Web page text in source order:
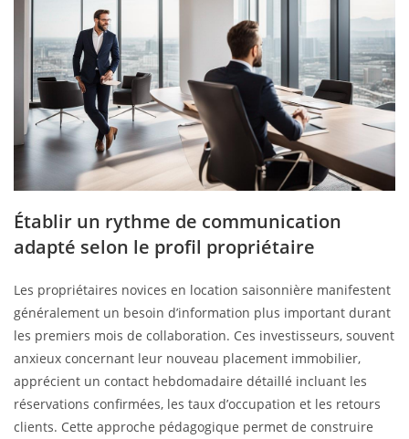
Établir un rythme de communication
adapté selon le profil propriétaire
Les propriétaires novices en location saisonnière manifestent
généralement un besoin d’information plus important durant
les premiers mois de collaboration. Ces investisseurs, souvent
anxieux concernant leur nouveau placement immobilier,
apprécient un contact hebdomadaire détaillé incluant les
réservations confirmées, les taux d’occupation et les retours
clients. Cette approche pédagogique permet de construire